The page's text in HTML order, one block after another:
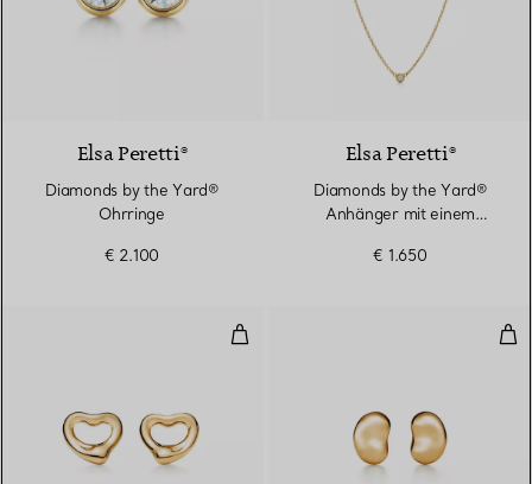
2 Materialien
Elsa Peretti®
Diamonds by the Yard®
Ohrringe
€ 2.100
Elsa Peretti®
Diamonds by the Yard®
Anhänger mit einem
€ 1.650
Open Heart Ohrringe